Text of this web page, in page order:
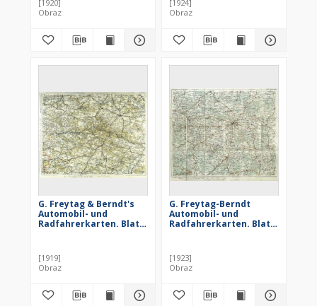
[1920]
Obraz
des automobilistes.
Feuillet 5, Danzig = G.
motoring and cycling
maps. Sheet 5, Danzig
[1924]
Obraz
G. Freytag & Berndt's
Automobil- und
Radfahrerkarten. Blatt
[1919]
Obraz
G. Freytag-Berndt
Automobil- und
Radfahrerkarten. Blatt
[1923]
Obraz